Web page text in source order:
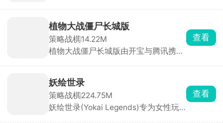
积累资源。
游戏，放置不同的塔种，派遣英雄安置
在不同的未知，随时做出迅速调整策略
的决策，应对变幻莫测的敌人。
植物大战僵尸长城版
策略战棋14.22M
植物大战僵尸长城版由开宝与腾讯携手
尸、怨灵僵尸等特色中国僵尸，搭配6
大经典关卡，带来全新游戏体验。玩法
模式丰富多样，除冒险模式外，更有长
城关卡、生存模式、无尽模式等挑战。
查看
妖绘世录
策略战棋224.75M
妖绘世录(Yokai Legends)专为女性玩
查看